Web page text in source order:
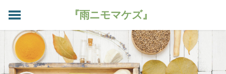
『雨ニモマケズ』
HOME
今週のお野菜
加工品